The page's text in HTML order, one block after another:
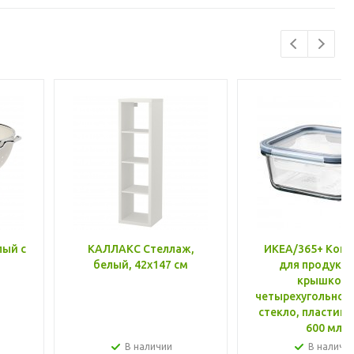
с
КАЛЛАКС Стеллаж,
белый, 42x147 см
В наличии
ИКЕА/365+
для
крышкой,
стекло, пластик
600 мл
В